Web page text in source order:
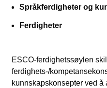
Språkferdigheter og
Ferdigheter
ESCO-ferdighetssøylen
ferdighets-/
kunnskapskonsepter ved